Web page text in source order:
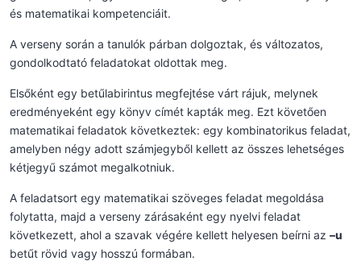
és matematikai kompetenciáit.
A verseny során a tanulók párban dolgoztak, és változatos,
gondolkodtató feladatokat oldottak meg.
Elsőként egy betűlabirintus megfejtése várt rájuk, melynek
eredményeként egy könyv címét kapták meg. Ezt követően
matematikai feladatok következtek: egy kombinatorikus feladat,
amelyben négy adott számjegyből kellett az összes lehetséges
kétjegyű számot megalkotniuk.
A feladatsort egy matematikai szöveges feladat megoldása
folytatta, majd a verseny zárásaként egy nyelvi feladat
következett, ahol a szavak végére kellett helyesen beírni az –u
betűt rövid vagy hosszú formában.